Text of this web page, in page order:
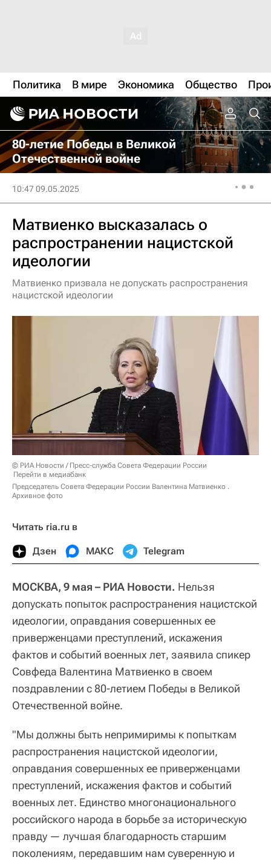
Политика В мире Экономика Общество
80-летие Победы в Великой
Отечественной войне
10:47 09.05.2025
Матвиенко высказалась о
распространении нацистской
идеологии
Матвиенко призвала не допускать распространения
нацистской идеологии
© РИА Новости / Пресс-служба Совета Федерации России
Перейти в медиабанк
Председатель Совета Федерации России Валентина Матвиенко .
Архивное фото
Читать ria.ru в
Дзен МАКС Telegram
МОСКВА, 9 мая – РИА Новости. Нельзя
допускать попыток распространения нацистской
идеологии, оправдания совершенных ее
приверженцами преступлений, искажения
фактов и событий военных лет, заявила спикер
Совфеда Валентина Матвиенко в своем
поздравлении с 80-летием Победы в Великой
Отечественной войне.
"Мы должны быть непримиримы к попыткам
распространения нацистской идеологии,
оправдания совершенных ее приверженцами
преступлений, искажения фактов и событий
военных лет. Единство многонационального
российского народа в борьбе за историческую
правду — лучшая благодарность старшим
поколениям, передавшим нам суверенную и